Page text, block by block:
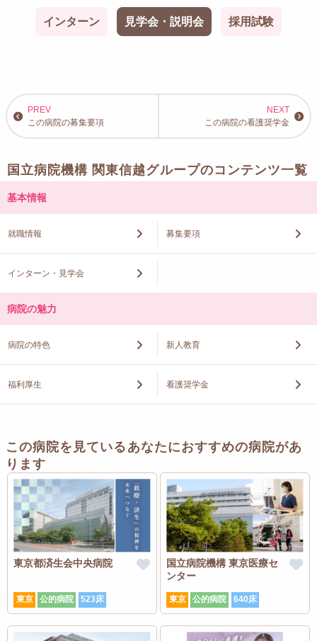
インターン 見学会・説明会 採用試験
この病院の募集要項 この病院の看護奨学金
国立病院機構 関東信越グループのコンテンツ一覧
基本情報
就職情報 募集要項
インターン・見学会
病院の魅力
病院の特色 新人教育
福利厚生 看護奨学金
この病院を見ているあなたにおすすめの病院があ
ります
東京都済生会中央病院
東京 公的病院 523床
国立病院機構 東京医療セ
ンター
東京 公的病院 640床